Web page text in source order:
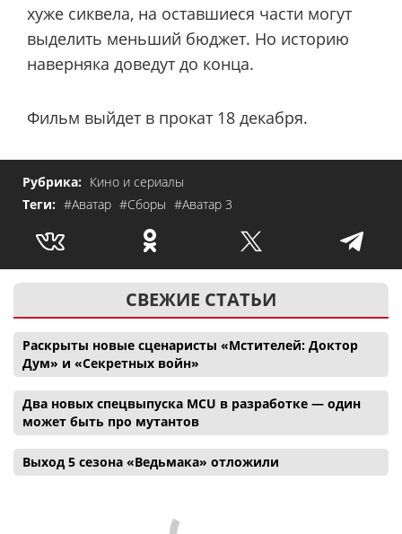
хуже сиквела, на оставшиеся части могут
выделить меньший бюджет. Но историю
наверняка доведут до конца.
Фильм выйдет в прокат 18 декабря.
Рубрика: Кино и сериалы
Теги: #Аватар #Сборы #Аватар 3
СВЕЖИЕ СТАТЬИ
Раскрыты новые сценаристы «Мстителей: Доктор
Дум» и «Секретных войн»
Два новых спецвыпуска MCU в разработке — один
может быть про мутантов
Выход 5 сезона «Ведьмака» отложили